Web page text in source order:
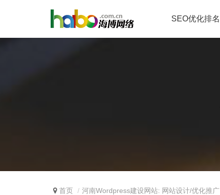
SEO优化排名
首页 河南Wordpress建设网站: 网站设计/优化推广